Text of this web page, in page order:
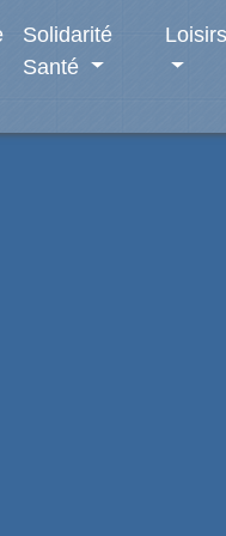
Solidarité
Santé
Loisirs